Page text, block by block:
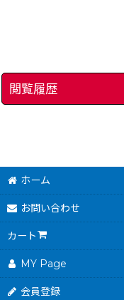
閲覧履歴
ホーム
お問い合わせ
カート
MY Page
会員登録